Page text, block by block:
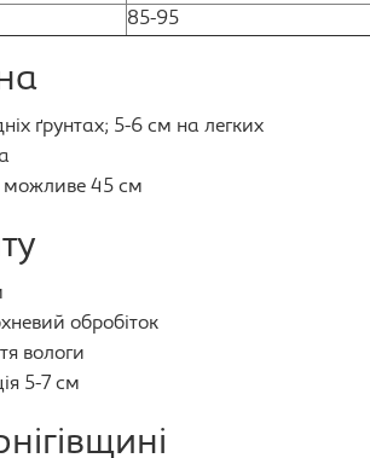
85-95
ґрунтах; 5-6 см на легких
можливе 45 см
обробіток
вологи
5-7 см